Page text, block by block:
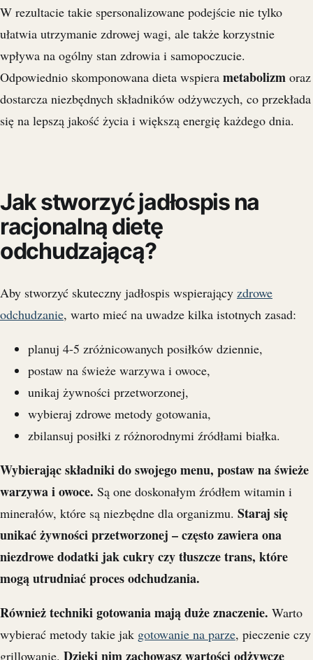
W rezultacie takie spersonalizowane podejście nie tylko
ułatwia utrzymanie zdrowej wagi, ale także korzystnie
wpływa na ogólny stan zdrowia i samopoczucie.
Odpowiednio skomponowana dieta wspiera metabolizm oraz
dostarcza niezbędnych składników odżywczych, co przekłada
się na lepszą jakość życia i większą energię każdego dnia.
Jak stworzyć jadłospis na
racjonalną dietę
odchudzającą?
Aby stworzyć skuteczny jadłospis wspierający zdrowe
odchudzanie, warto mieć na uwadze kilka istotnych zasad:
planuj 4-5 zróżnicowanych posiłków dziennie,
postaw na świeże warzywa i owoce,
unikaj żywności przetworzonej,
wybieraj zdrowe metody gotowania,
zbilansuj posiłki z różnorodnymi źródłami białka.
Wybierając składniki do swojego menu, postaw na świeże
warzywa i owoce. Są one doskonałym źródłem witamin i
minerałów, które są niezbędne dla organizmu. Staraj się
unikać żywności przetworzonej – często zawiera ona
niezdrowe dodatki jak cukry czy tłuszcze trans, które
mogą utrudniać proces odchudzania.
Również techniki gotowania mają duże znaczenie. Warto
wybierać metody takie jak gotowanie na parze, pieczenie czy
grillowanie. Dzięki nim zachowasz wartości odżywcze